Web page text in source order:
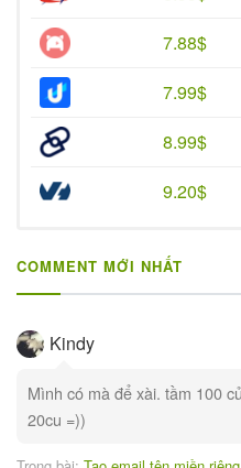
7.88$
7.99$
8.99$
9.20$
COMMENT MỚI NHẤT
Kindy
Mình có mà để xài. tầm 100
20cu =))